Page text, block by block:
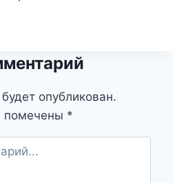
опубликован.
помечены *